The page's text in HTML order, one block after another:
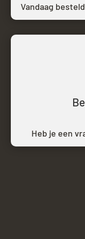
Vandaag
Heb je een